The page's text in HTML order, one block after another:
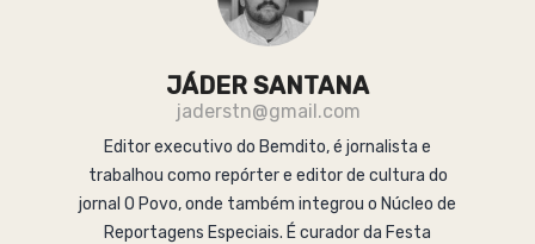
JÁDER SANTANA
jaderstn@gmail.com
Editor executivo do Bemdito, é jornalista e
trabalhou como repórter e editor de cultura do
jornal O Povo, onde também integrou o Núcleo de
Reportagens Especiais. É curador da Festa